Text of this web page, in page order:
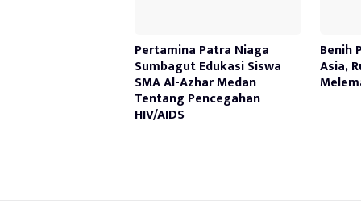
Pertamina Patra Niaga
Sumbagut Edukasi Siswa
SMA Al-Azhar Medan
Tentang Pencegahan
HIV/AIDS
Benih
Asia,